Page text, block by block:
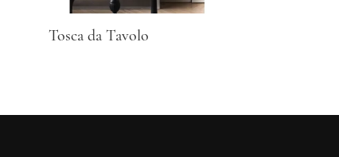
Tosca da Tavolo